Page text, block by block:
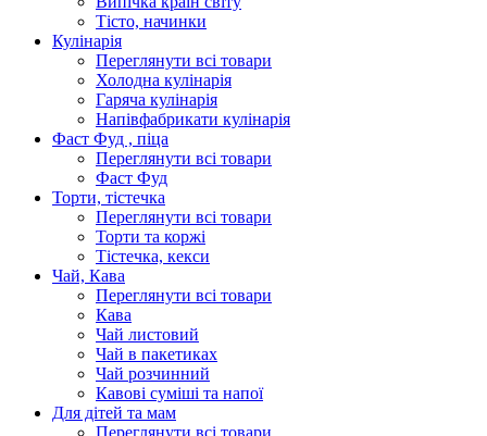
Тісто, начинки
Кулінарія
Переглянути всі товари
Холодна кулінарія
Гаряча кулінарія
Напівфабрикати кулінарія
Фаст Фуд , піца
Переглянути всі товари
Фаст Фуд
Торти, тістечка
Переглянути всі товари
Торти та коржі
Тістечка, кекси
Чай, Кава
Переглянути всі товари
Кава
Чай листовий
Чай в пакетиках
Чай розчинний
Кавові суміші та напої
Для дітей та мам
Переглянути всі товари